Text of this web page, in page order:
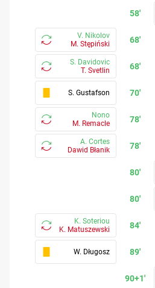
58'
68'
V. Nikolov
M. Stępiński
68'
S. Davidovic
T. Svetlin
70'
S. Gustafson
78'
Nono
M. Remacle
78'
A. Cortes
Dawid Błanik
80'
80'
84'
K. Soteriou
K. Matuszewski
89'
W. Długosz
90+1'